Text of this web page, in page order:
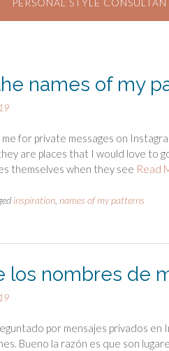
PERSONAL STYLE
names of my
for private messages on
are places that I would love to
themselves when they see Read
inspiration names of my patterns
los nombres de
por mensajes privados
Bueno la razón es que son